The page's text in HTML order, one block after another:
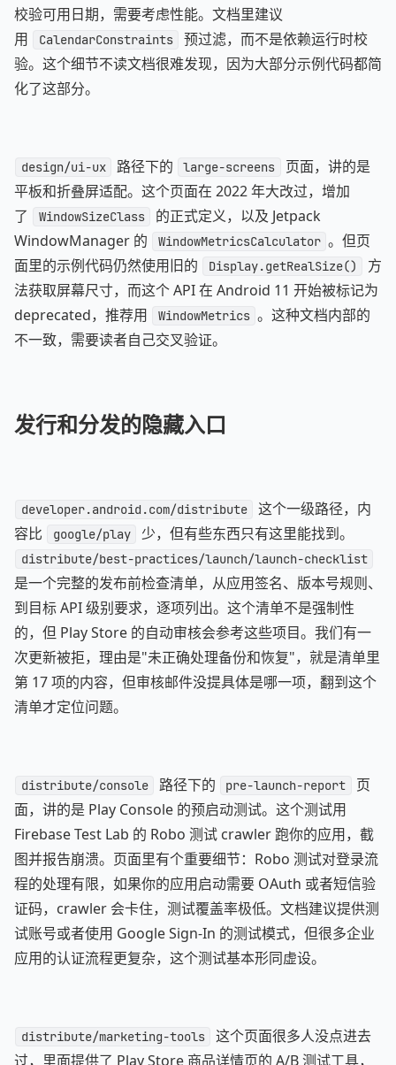
校验可用日期，需要考虑性能。文档里建议
用
CalendarConstraints
预过滤，而不是依赖运行时校
验。这个细节不读文档很难发现，因为大部分示例代码都简
化了这部分。
design/ui-ux 路径下的 large-screens
页面，讲的是
平板和折叠屏适配。这个页面在 2022 年大改过，增加
了
WindowSizeClass
的正式定义，以及 Jetpack
WindowManager 的
WindowMetricsCalculator 。但页
面里的示例代码仍然使用旧的
Display.getRealSize()
方
法获取屏幕尺寸，而这个 API 在 Android 11 开始被标记为
deprecated，推荐用
WindowMetrics 。这种文档内部的
不一致，需要读者自己交叉验证。
发行和分发的隐藏入口
developer.android.com/distribute
这个一级路径，内
容比
google/play 少，但有些东西只有这里能找到。
distribute/best-practices/launch/launch-checklist
是一个完整的发布前检查清单，从应用签名、版本号规则、
到目标 API 级别要求，逐项列出。这个清单不是强制性
的，但 Play Store 的自动审核会参考这些项目。我们有一
次更新被拒，理由是"未正确处理备份和恢复"，就是清单里
第 17 项的内容，但审核邮件没提具体是哪一项，翻到这个
清单才定位问题。
distribute/console 路径下的 pre-launch-report
页
面，讲的是 Play Console 的预启动测试。这个测试用
Firebase Test Lab 的 Robo 测试 crawler 跑你的应用，截
图并报告崩溃。页面里有个重要细节：Robo 测试对登录流
程的处理有限，如果你的应用启动需要 OAuth 或者短信验
证码，crawler 会卡住，测试覆盖率极低。文档建议提供测
试账号或者使用 Google Sign-In 的测试模式，但很多企业
应用的认证流程更复杂，这个测试基本形同虚设。
distribute/marketing-tools
这个页面很多人没点进去
过，里面提供了 Play Store 商品详情页的 A/B 测试工具，